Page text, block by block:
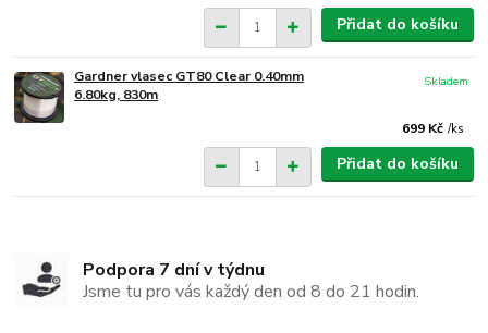
Přidat do košíku
Gardner vlasec GT80 Clear 0.40mm
6.80kg, 830m
699 Kč /ks
Skladem
Přidat do košíku
Podpora 7 dní v týdnu
Jsme tu pro vás každý den od 8 do 21 hodin.